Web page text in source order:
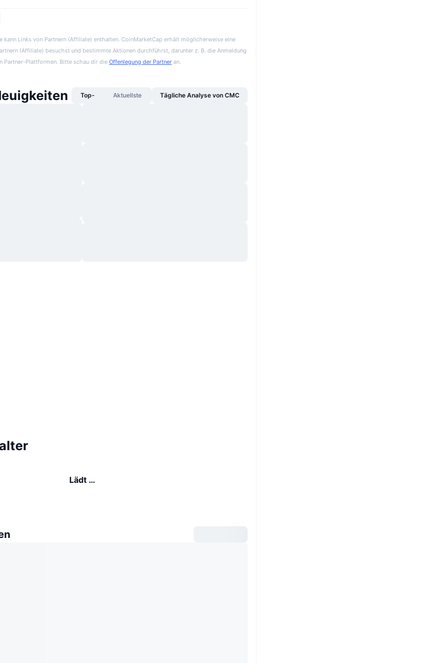
kann Links von Partnern (Affiliate) enthalten. CoinMarketCap erhält möglicherweise eine
(Affiliate) besuchst und bestimmte Aktionen durchführst, darunter z. B. die Anmeldung
Partner-Plattformen. Bitte schau dir die Offenlegung der Partner an.
Top- Aktuellste Tägliche Analyse von CMC
Lädt …